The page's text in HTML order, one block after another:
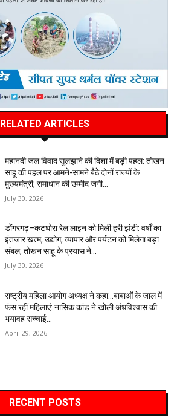
RELATED ARTICLES
महानदी जल विवाद सुलझाने की दिशा में बड़ी पहल: तोखन
साहू की पहल पर आमने-सामने बैठे दोनों राज्यों के
मुख्यमंत्री, समाधान की उम्मीद जगी…
July 30, 2026
डोंगरगढ़–कटघोरा रेल लाइन को मिली हरी झंडी: वर्षों का
इंतजार खत्म, उद्योग, व्यापार और पर्यटन को मिलेगा बड़ा
संबल, तोखन साहू के प्रयास ने...
July 30, 2026
राष्ट्रीय महिला आयोग अध्यक्ष ने कहा…बाबाओं के जाल में
फंस रहीं महिलाएं: नासिक कांड ने खोली अंधविश्वास की
भयावह सच्चाई…
April 29, 2026
RECENT POSTS